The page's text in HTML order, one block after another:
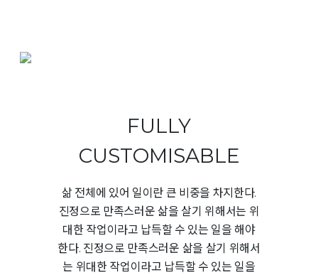
FULLY
CUSTOMISABLE
삶 전체에 있어 일이란 큰 비중을 차지한다.
진정으로 만족스러운 삶을 살기 위해서는 위
대한 작업이라고 납득할 수 있는 일을 해야
한다. 진정으로 만족스러운 삶을 살기 위해서
는 위대한 작업이라고 납득할 수 있는 일을